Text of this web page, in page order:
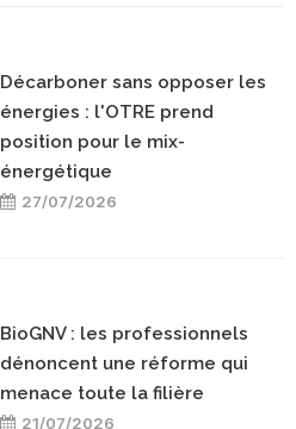
Décarboner sans opposer les
énergies : l'OTRE prend
position pour le mix-
énergétique
27/07/2026
BioGNV : les professionnels
dénoncent une réforme qui
menace toute la filière
21/07/2026